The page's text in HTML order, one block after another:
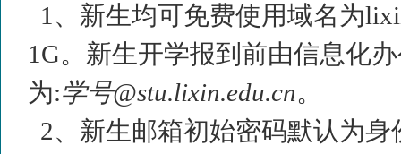
1 、新生均可免费使用域名为
1G。新生开学报到前由信息化
为:学号@stu.lixin.edu.cn。
2、新生邮箱初始密码默认为身